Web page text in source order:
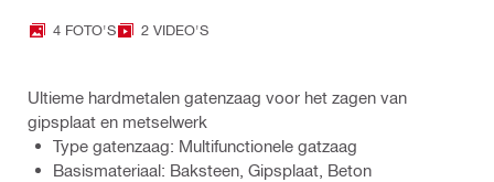
4 FOTO'S 2 VIDEO'S
Ultieme hardmetalen gatenzaag voor het zagen van
gipsplaat en metselwerk
Type gatenzaag: Multifunctionele gatzaag
Basismateriaal: Baksteen, Gipsplaat, Beton